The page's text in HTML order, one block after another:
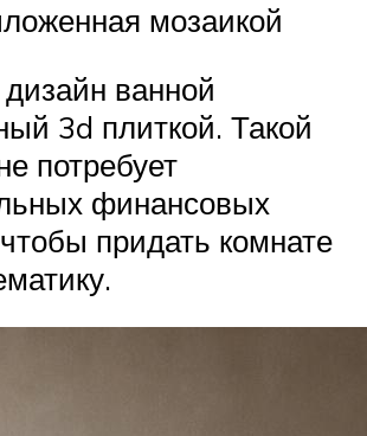
мозаикой
ванной
3d плиткой. Такой
потребует
финансовых
придать комнате